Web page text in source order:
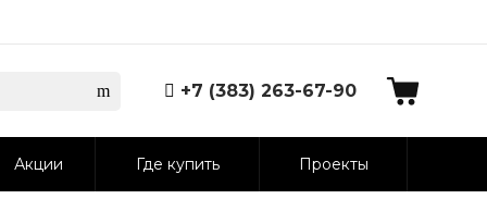
+7 (383) 263-67-90
Акции Где купить Проекты